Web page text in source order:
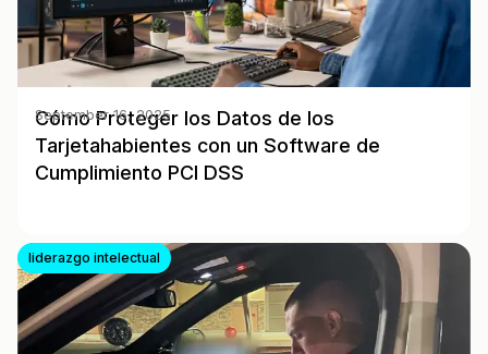
Cómo Proteger los Datos de los
Tarjetahabientes con un Software de
Cumplimiento PCI DSS
September 16, 2025
liderazgo intelectual